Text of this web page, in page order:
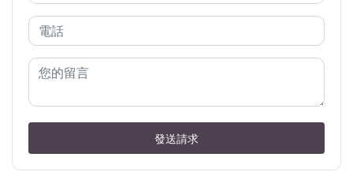
發送請求